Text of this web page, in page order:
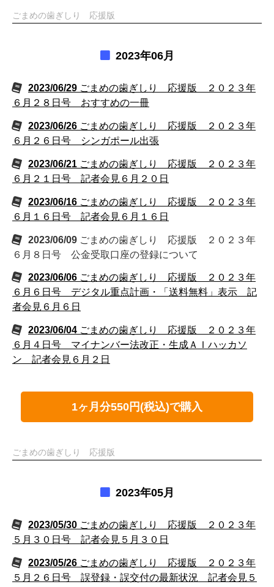
ごまめの歯ぎしり 応援版
2023年06月
2023/06/29 ごまめの歯ぎしり 応援版 ２０２３年
６月２８日号 おすすめの一冊
2023/06/26 ごまめの歯ぎしり 応援版 ２０２３年
６月２６日号 シンガポール出張
2023/06/21 ごまめの歯ぎしり 応援版 ２０２３年
６月２１日号 記者会見６月２０日
2023/06/16 ごまめの歯ぎしり 応援版 ２０２３年
６月１６日号 記者会見６月１６日
2023/06/09 ごまめの歯ぎしり 応援版 ２０２３年
６月８日号 公金受取口座の登録について
2023/06/06 ごまめの歯ぎしり 応援版 ２０２３年
６月６日号 デジタル重点計画・「送料無料」表示 記
者会見６月６日
2023/06/04 ごまめの歯ぎしり 応援版 ２０２３年
６月４日号 マイナンバー法改正・生成ＡＩハッカソ
ン 記者会見６月２日
1ヶ月分550円(税込)で購入
ごまめの歯ぎしり 応援版
2023年05月
2023/05/30 ごまめの歯ぎしり 応援版 ２０２３年
５月３０日号 記者会見５月３０日
2023/05/26 ごまめの歯ぎしり 応援版 ２０２３年
５月２６日号 誤登録・誤交付の最新状況 記者会見５